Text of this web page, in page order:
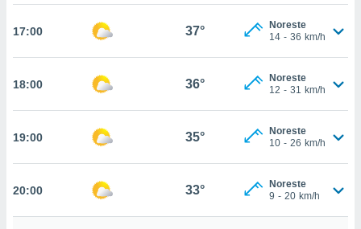
se
17:00 37°
Noreste
14 - 36 km/h
18:00 36°
Noreste
12 - 31 km/h
19:00 35°
Noreste
10 - 26 km/h
20:00 33°
Noreste
9 - 20 km/h